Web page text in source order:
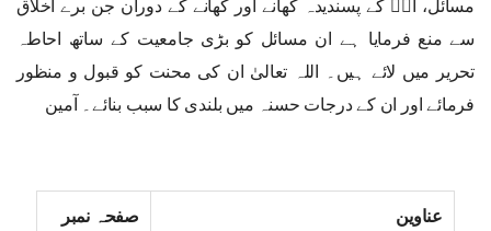
مسائل، آپؐ کے پسندیدہ کھانے اور کھانے کے دوران جن برے اخلاق
سے منع فرمایا ہے ان مسائل کو بڑی جامعیت کے ساتھ احاطہ
تحریر میں لائے ہیں۔ اللہ تعالیٰ ان کی محنت کو قبول و منظور
فرمائے اور ان کے درجات حسنہ میں بلندی کا سبب بنائے۔ آمین
عناوین صفحہ نمبر